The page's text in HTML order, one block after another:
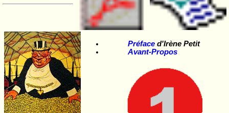
Préfaced'Irène Petit
Avant-Propos